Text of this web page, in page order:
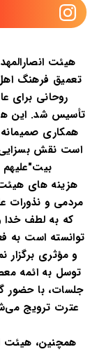
تعمیق فرهنگ
روحانی برای
تأسیس شد. این
همکاری
است نقش بسزایی
بیت"علیهم
هزینه های
مردمی و نذورات
که به لطف خدا
توانسته است به
و مؤثری
توسل به ائمه
جلسات، با حضور
عترت ترویج
همچنین، هیئت